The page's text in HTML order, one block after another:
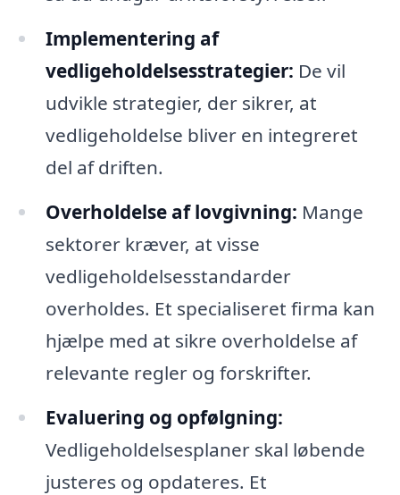
Implementering af
vedligeholdelsesstrategier: De vil
udvikle strategier, der sikrer, at
vedligeholdelse bliver en integreret
del af driften.
Overholdelse af lovgivning: Mange
sektorer kræver, at visse
vedligeholdelsesstandarder
overholdes. Et specialiseret firma kan
hjælpe med at sikre overholdelse af
relevante regler og forskrifter.
Evaluering og opfølgning:
Vedligeholdelsesplaner skal løbende
justeres og opdateres. Et